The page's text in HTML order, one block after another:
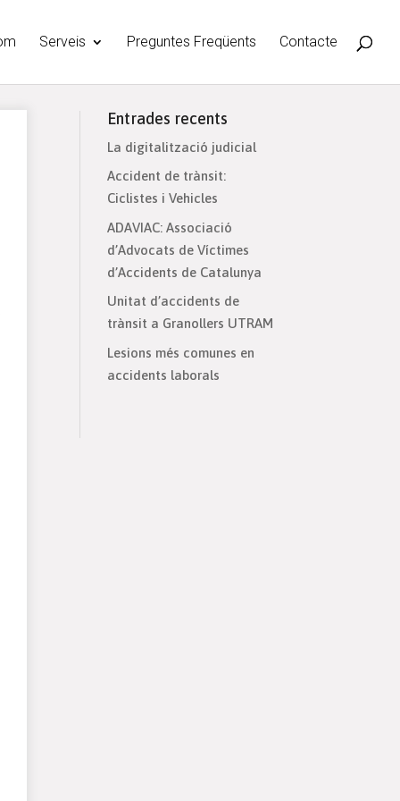
Serveis Preguntes Freqüents Contacte
Entrades recents
La digitalització judicial
Accident de trànsit:
Ciclistes i Vehicles
ADAVIAC: Associació
d’Advocats de Víctimes
d’Accidents de Catalunya
Unitat d’accidents de
trànsit a Granollers UTRAM
Lesions més comunes en
accidents laborals